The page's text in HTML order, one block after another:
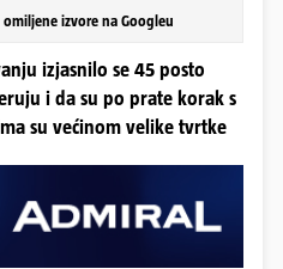
izvore na Googleu
izjasnilo se 45 posto
i da su po prate korak s
su većinom velike tvrtke